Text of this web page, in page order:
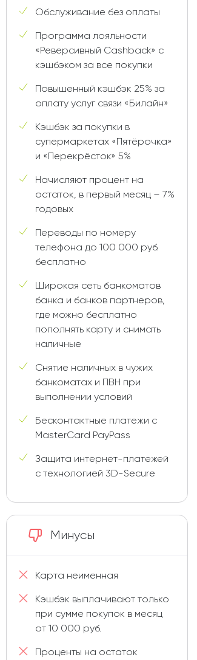
Обслуживание без оплаты
Программа лояльности
«Реверсивный Cashback» с
кэшбэком за все покупки
Повышенный кэшбэк 25% за
оплату услуг связи «Билайн»
Кэшбэк за покупки в
супермаркетах «Пятёрочка»
и «Перекрёсток» 5%
Начисляют процент на
остаток, в первый месяц – 7%
годовых
Переводы по номеру
телефона до 100 000 руб.
бесплатно
Широкая сеть банкоматов
банка и банков партнеров,
где можно бесплатно
пополнять карту и снимать
наличные
Снятие наличных в чужих
банкоматах и ПВН при
выполнении условий
Бесконтактные платежи с
MasterCard PayPass
Защита интернет-платежей
с технологией 3D-Secure
Минусы
Карта неименная
Кэшбэк выплачивают только
при сумме покупок в месяц
от 10 000 руб.
Проценты на остаток